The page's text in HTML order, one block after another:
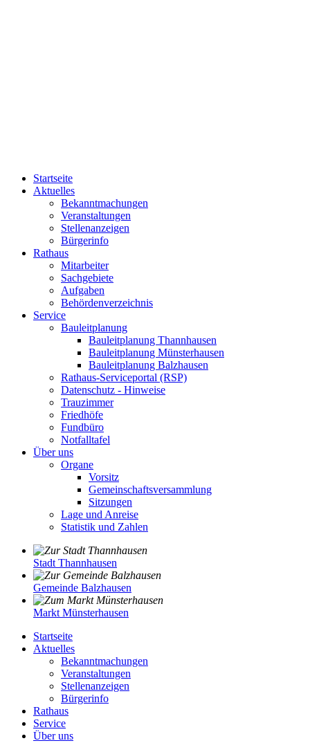
Startseite
Aktuelles
Bekanntmachungen
Veranstaltungen
Stellenanzeigen
Bürgerinfo
Rathaus
Mitarbeiter
Sachgebiete
Aufgaben
Behördenverzeichnis
Service
Bauleitplanung
Bauleitplanung Thannhausen
Bauleitplanung Münsterhausen
Bauleitplanung Balzhausen
Rathaus-Serviceportal (RSP)
Datenschutz - Hinweise
Trauzimmer
Friedhöfe
Fundbüro
Notfalltafel
Über uns
Organe
Vorsitz
Gemeinschaftsversammlung
Sitzungen
Lage und Anreise
Statistik und Zahlen
Stadt Thannhausen
Gemeinde Balzhausen
Markt Münsterhausen
Startseite
Aktuelles
Bekanntmachungen
Veranstaltungen
Stellenanzeigen
Bürgerinfo
Rathaus
Service
Über uns